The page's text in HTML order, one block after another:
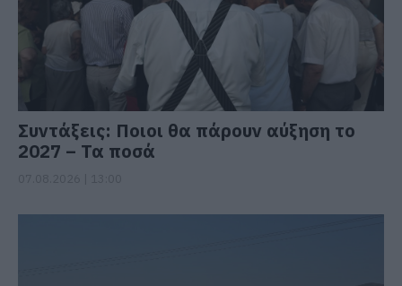
Συντάξεις: Ποιοι θα πάρουν αύξηση το
2027 – Τα ποσά